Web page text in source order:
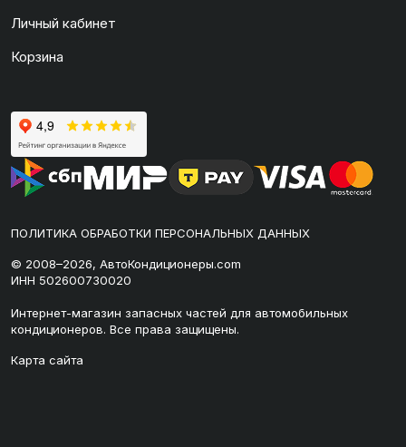
Личный кабинет
Корзина
ПОЛИТИКА ОБРАБОТКИ ПЕРСОНАЛЬНЫХ ДАННЫХ
© 2008–2026, АвтоКондиционеры.com
ИНН 502600730020
Интернет-магазин запасных частей для автомобильных
кондиционеров. Все права защищены.
Карта сайта